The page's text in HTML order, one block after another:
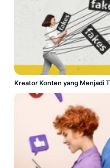
Kreator Konten yang Menjadi